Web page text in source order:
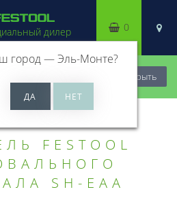
купить! Закрыть
дилер
город —Эль-Монте?
0
FESTOOL
SH-EAA